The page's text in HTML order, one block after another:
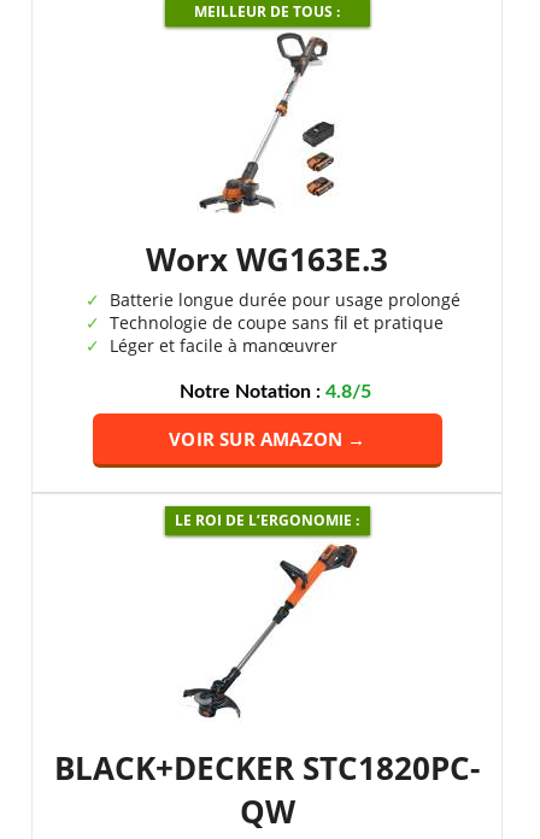
MEILLEUR DE TOUS :
Worx WG163E.3
Batterie longue durée pour usage prolongé
Technologie de coupe sans fil et pratique
Léger et facile à manœuvrer
Notre Notation :4.8/5
VOIR SUR AMAZON →
LE ROI DE L’ERGONOMIE :
BLACK+DECKER STC1820PC-
QW